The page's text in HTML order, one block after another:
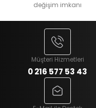
değişim imkanı
Müşteri Hizmetleri
0 216 577 53 43